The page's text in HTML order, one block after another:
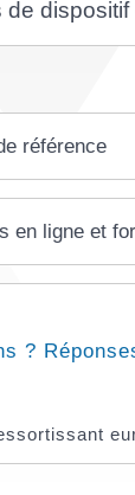
de
référence
en ligne et
?